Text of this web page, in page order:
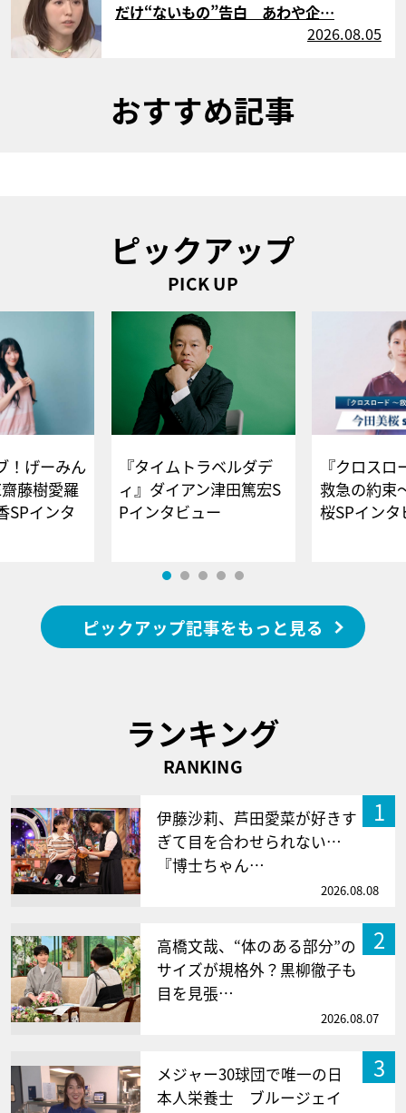
だけ“ないもの”告白 あわや企…
2026.08.05
おすすめ記事
ピックアップ
PICK UP
！げーみん
藤樹愛羅
SPインタ
『タイムトラベルダデ
ィ』ダイアン津田篤宏S
Pインタビュー
『クロス
救急の約束
桜SPイ
ピックアップ記事をもっと見る
ランキング
RANKING
1
伊藤沙莉、芦田愛菜が好きす
ぎて目を合わせられない…
『博士ちゃん…
2026.08.08
2
高橋文哉、“体のある部分”の
サイズが規格外？黒柳徹子も
目を見張…
2026.08.07
3
メジャー30球団で唯一の日
本人栄養士 ブルージェイ